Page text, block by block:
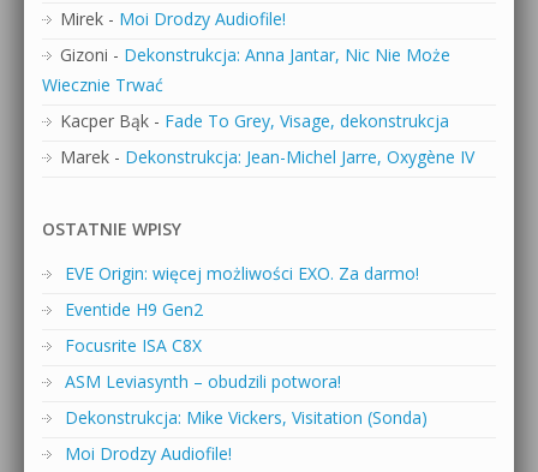
Mirek - Moi Drodzy Audiofile!
Gizoni - Dekonstrukcja: Anna Jantar, Nic Nie Może
Wiecznie Trwać
Kacper Bąk - Fade To Grey, Visage, dekonstrukcja
Marek - Dekonstrukcja: Jean-Michel Jarre, Oxygène IV
OSTATNIE WPISY
EVE Origin: więcej możliwości EXO. Za darmo!
Eventide H9 Gen2
Focusrite ISA C8X
ASM Leviasynth – obudzili potwora!
Dekonstrukcja: Mike Vickers, Visitation (Sonda)
Moi Drodzy Audiofile!